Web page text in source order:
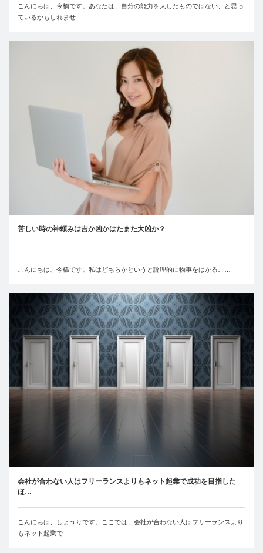
こんにちは、今橋です。あなたは、自分の能力を大したものではない、と思っ
ているかもしれませ…
苦しい時の神頼みは吉か凶かはたまた大凶か？
こんにちは、今橋です。私はどちらかというと論理的に物事をはかるこ…
会社が合わない人はフリーランスよりもネット起業で成功を目指した
ほ…
こんにちは、しょうりです。ここでは、会社が合わない人はフリーランスより
もネット起業で…